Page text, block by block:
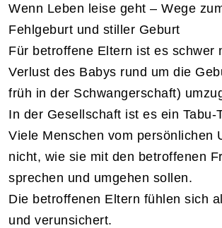
Wenn Leben leise geht – Wege
Fehlgeburt und stiller Geburt
Für betroffene Eltern ist es schwer
Verlust des Babys rund um die
früh in der Schwangerschaft)
In der Gesellschaft ist es ein Tabu-
Viele Menschen vom persönlichen
nicht, wie sie mit den betroffenen
sprechen und umgehen sollen.
Die betroffenen Eltern fühlen sich
und verunsichert.